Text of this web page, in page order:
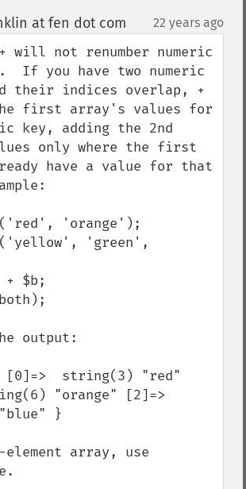
at fen dot com 22 years ago
will not renumber numeric
If you have two numeric
their indices overlap, +
first array's values for
key, adding the 2nd
only where the first
have a value for that
'orange');
'green',
+ $b;
output:
[0]=>  string(3) "red"
"orange" [2]=>
}
array, use